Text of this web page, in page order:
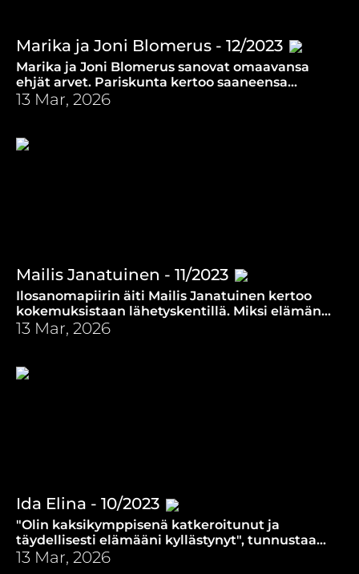
Marika ja Joni Blomerus - 12/2023
Marika ja Joni Blomerus sanovat omaavansa
ehjät arvet. Pariskunta kertoo saaneensa
vastoinkäymisten keskellä voimaa Jumalalta.
13 Mar, 2026
Mailis Janatuinen - 11/2023
Ilosanomapiirin äiti Mailis Janatuinen kertoo
kokemuksistaan lähetyskentillä. Miksi elämän
synkissä hetkissä armoa on vaikea ottaa
vastaan?
13 Mar, 2026
Ida Elina - 10/2023
"Olin kaksikymppisenä katkeroitunut ja
täydellisesti elämääni kyllästynyt", tunnustaa
popkanteletar Ida Elina.
13 Mar, 2026